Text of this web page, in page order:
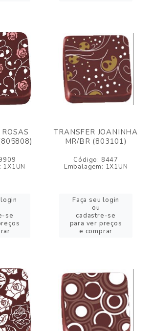
1X1UN
se
TRANSFER JOANINHA
MR/BR (803101)
Código: 8447
Embalagem: 1X1UN
Faça seu login
ou
cadastre-se
para ver preços
e comprar